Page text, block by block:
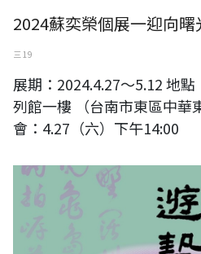
2024蘇奕榮個展一迎向曙
三 19
展期：2024.4.27～5.12 地
列館一樓 （台南市東區中華
會：4.27（六）下午14:00